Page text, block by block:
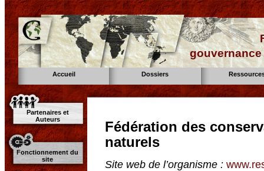
Accueil Dossiers
Partenaires et
Auteurs
Fonctionnement du
site
Fédération des
naturels
Site web de l’organisme :